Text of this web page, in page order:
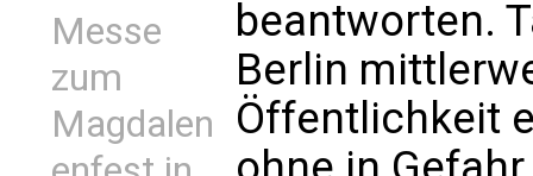
Messe
zum
Magdalen
beantworten.
Berlin
Öffentlichkeit